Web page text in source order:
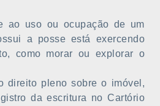
ao uso ou ocupação de um
a posse está exercendo
como morar ou explorar o
direito pleno sobre o imóvel,
da escritura no Cartório